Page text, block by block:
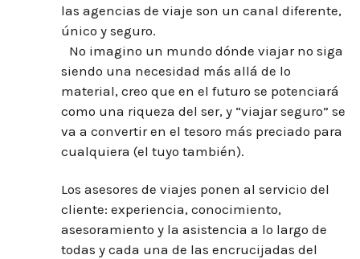
las agencias de viaje son un canal diferente,
único y seguro.
No imagino un mundo dónde viajar no siga
siendo una necesidad más allá de lo
material, creo que en el futuro se potenciará
como una riqueza del ser, y “viajar seguro” se
va a convertir en el tesoro más preciado para
cualquiera (el tuyo también).
Los asesores de viajes ponen al servicio del
cliente: experiencia, conocimiento,
asesoramiento y la asistencia a lo largo de
todas y cada una de las encrucijadas del